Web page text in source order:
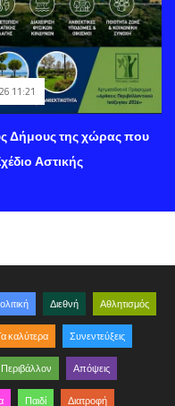
11:21
Δήμους της χώρας που
Αστικής
Διεθνή Αθλητισμός
καλύτερα Συνεντεύξεις
Περιβάλλον Απόψεις
Παιδί Διατροφή